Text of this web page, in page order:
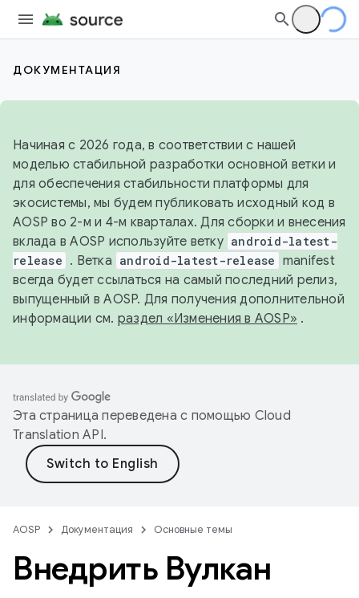
ДОКУМЕНТАЦИЯ
Начиная с 2026 года, в соответствии с нашей
моделью стабильной разработки основной ветки и
для обеспечения стабильности платформы для
экосистемы, мы будем публиковать исходный код в
AOSP во 2-м и 4-м кварталах. Для сборки и внесения
вклада в AOSP используйте ветку android-latest-
release . Ветка android-latest-release manifest
всегда будет ссылаться на самый последний релиз,
выпущенный в AOSP. Для получения дополнительной
информации см. раздел «Изменения в AOSP» .
Эта страница переведена с помощью Cloud
Translation API.
AOSP Документация Основные темы
Внедрить Вулкан